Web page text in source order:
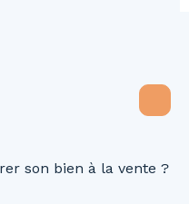
son bien à la vente ?